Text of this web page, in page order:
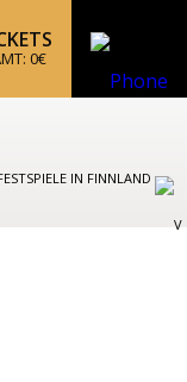
0€
IN FINNLAND